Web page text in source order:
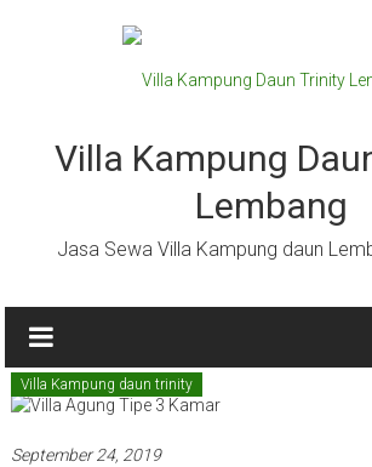
Villa Kampung
Lembang
Jasa Sewa Villa Kampung daun
Villa Kampung daun trinity
September 24, 2019